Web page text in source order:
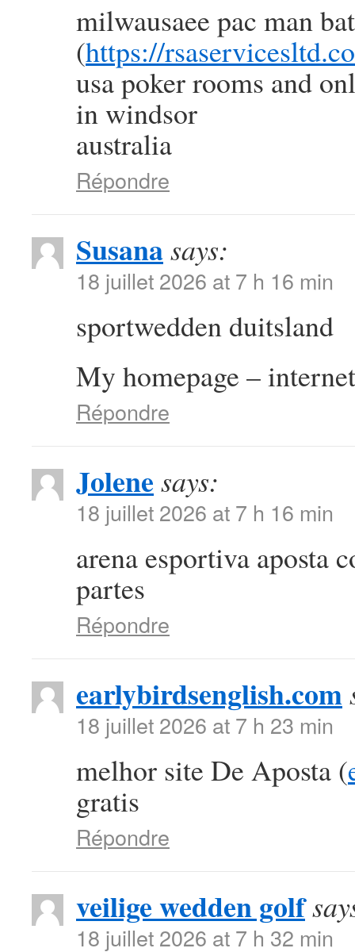
milwausaee pac man
(https://
usa poker rooms and
in windsor
australia
Répondre
Susanasays:
18 juillet 2026 at 7 h 16 min
sportwedden duitsland
My homepage –
Répondre
Jolene says:
18 juillet 2026 at 7 h 16 min
arena esportiva aposta
partes
Répondre
earlybirdsenglish.com
18 juillet 2026 at 7 h 23 min
melhor site De Aposta (
gratis
Répondre
veilige wedden golf
18 juillet 2026 at 7 h 32 min